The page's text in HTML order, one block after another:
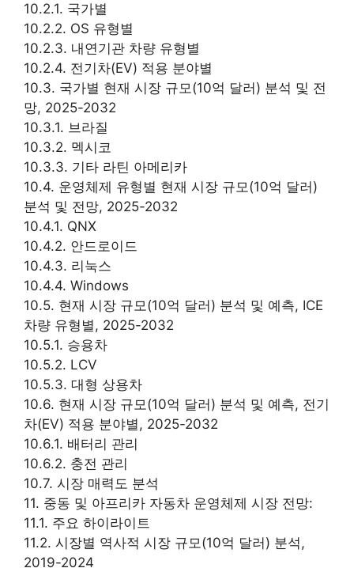
10.2.1. 국가별
10.2.2. OS 유형별
10.2.3. 내연기관 차량 유형별
10.2.4. 전기차(EV) 적용 분야별
10.3. 국가별 현재 시장 규모(10억 달러) 분석 및 전
망, 2025-2032
10.3.1. 브라질
10.3.2. 멕시코
10.3.3. 기타 라틴 아메리카
10.4. 운영체제 유형별 현재 시장 규모(10억 달러)
분석 및 전망, 2025-2032
10.4.1. QNX
10.4.2. 안드로이드
10.4.3. 리눅스
10.4.4. Windows
10.5. 현재 시장 규모(10억 달러) 분석 및 예측, ICE
차량 유형별, 2025-2032
10.5.1. 승용차
10.5.2. LCV
10.5.3. 대형 상용차
10.6. 현재 시장 규모(10억 달러) 분석 및 예측, 전기
차(EV) 적용 분야별, 2025-2032
10.6.1. 배터리 관리
10.6.2. 충전 관리
10.7. 시장 매력도 분석
11. 중동 및 아프리카 자동차 운영체제 시장 전망:
11.1. 주요 하이라이트
11.2. 시장별 역사적 시장 규모(10억 달러) 분석,
2019-2024